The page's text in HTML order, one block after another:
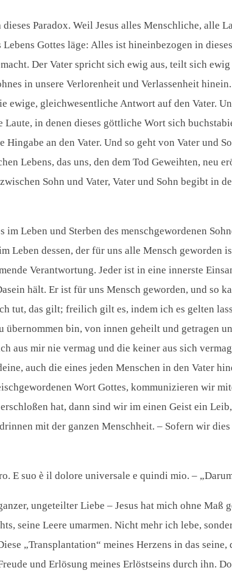
Paradox. Weil Jesus alles Menschliche, alle
Gottes läge: Alles ist hineinbezogen in
Der Vater spricht sich ewig aus, teilt sich
in unsere Verlorenheit und Verlassenheit
ewige, gleichwesentliche Antwort auf den Vater.
Laute, in denen dieses göttliche Wort sich
an den Vater. Und so geht von Vater und
Lebens, das uns, den dem Tod Geweihten,
Sohn und Vater, Vater und Sohn begibt in
im Leben und Sterben des menschgewordenen
Leben dessen, der für uns alle Mensch geworden
Verantwortung. Jeder ist in eine innerste
hält. Er ist für uns Mensch geworden, und so
tut, das gilt; freilich gilt es, indem ich es gelten
übernommen bin, von innen geheilt und
aus mir nie vermag und die keiner aus sich
auch die eines jeden Menschen in den Vater
Wort Gottes, kommunizieren wir
hat, dann sind wir im einen Geist ein
mit der ganzen Menschheit. – Sofern wir
E suo è il dolore universale e quindi mio. –
ungeteilter Liebe – Jesus hat mich ohne
seine Leere umarmen. Nicht mehr ich lebe,
„Transplantation“ meines Herzens in das
und Erlösung meines Erlöstseins durch ihn.